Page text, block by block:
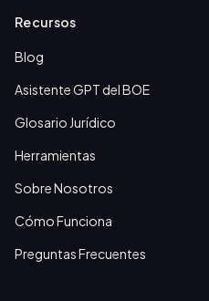
Recursos
Blog
Asistente GPT del BOE
Glosario Jurídico
Herramientas
Sobre Nosotros
Cómo Funciona
Preguntas Frecuentes